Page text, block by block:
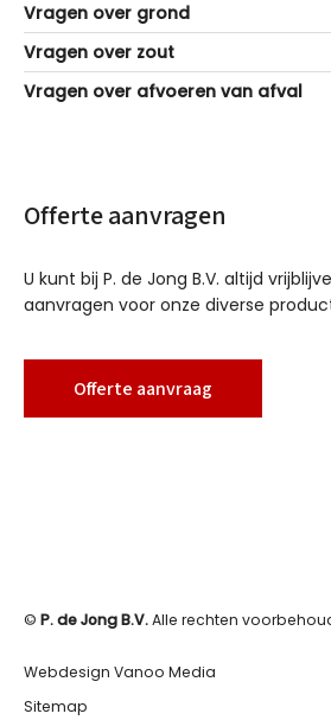
Vragen over grond
Vragen over zout
Vragen over afvoeren van afval
Offerte aanvragen
U kunt bij P. de Jong B.V. altijd
aanvragen voor onze diverse
Offerte aanvraag
© P. de Jong B.V.Alle rechten
Webdesign Vanoo Media
Sitemap